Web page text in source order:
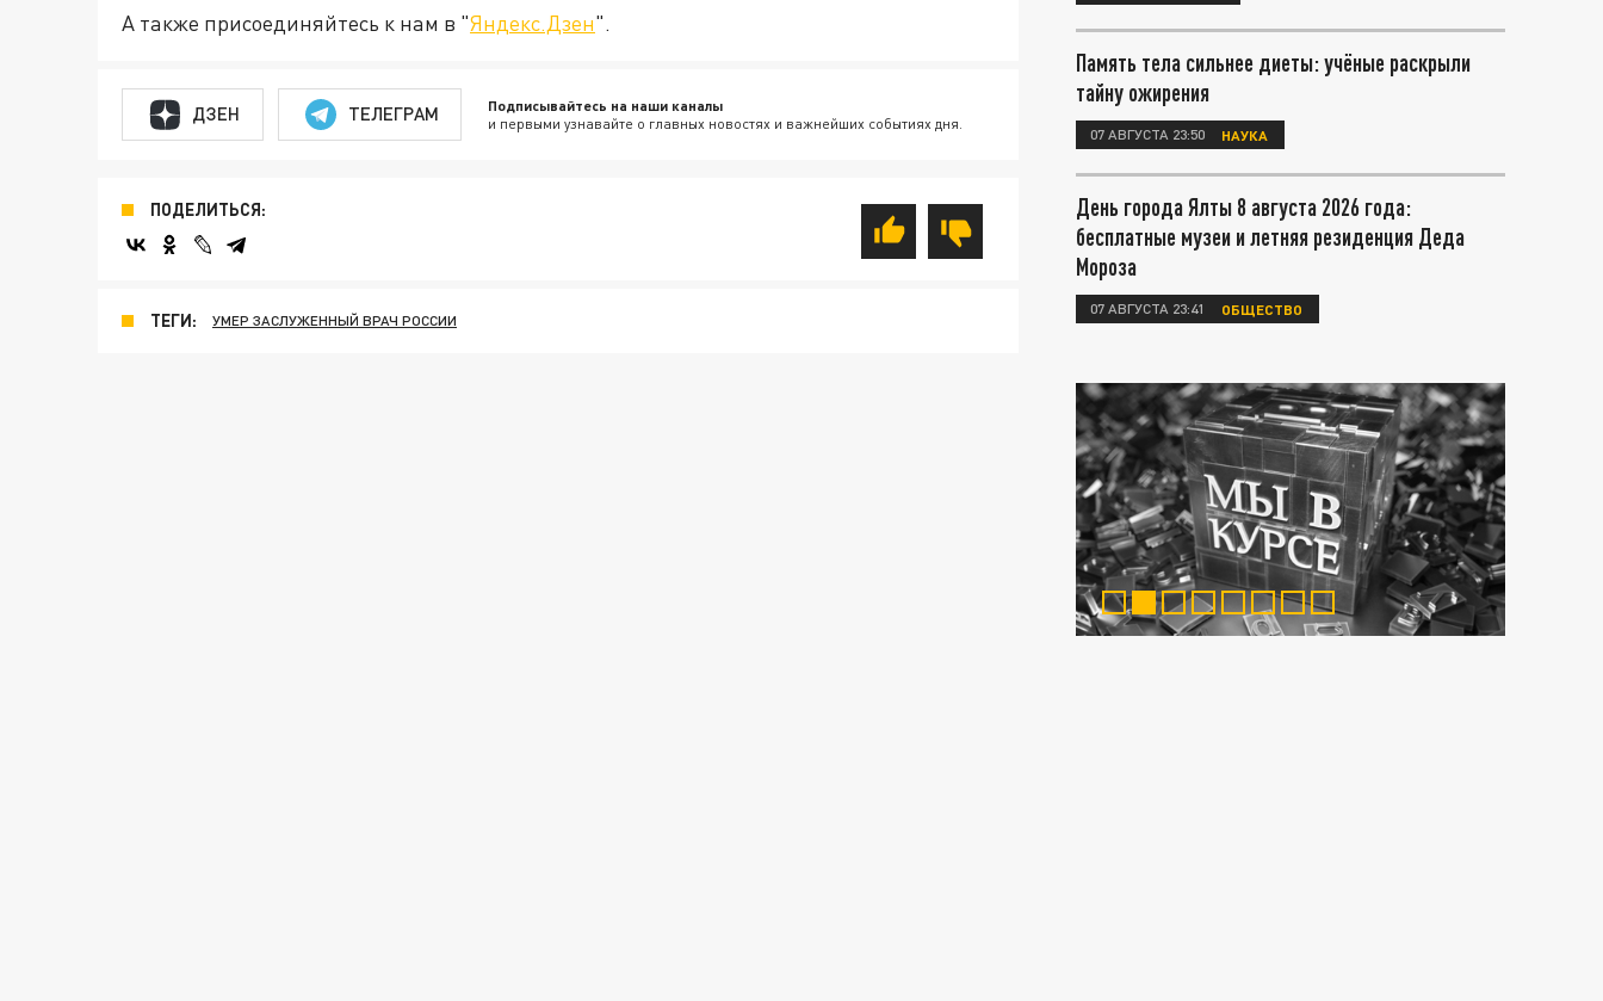
А также присоединяйтесь к нам в "Яндекс.Дзен".
ДЗЕН ТЕЛЕГРАМ Подписывайтесь на наши каналы
и первыми узнавайте о главных новостях и важнейших событиях дня.
ПОДЕЛИТЬСЯ:
ТЕГИ: УМЕР ЗАСЛУЖЕННЫЙ ВРАЧ РОССИИ
Память тела сильнее диеты: учёные раскрыли
тайну ожирения
07 АВГУСТА 23:50 НАУКА
День города Ялты 8 августа 2026 года:
бесплатные музеи и летняя резиденция Деда
Мороза
07 АВГУСТА 23:41 ОБЩЕСТВО